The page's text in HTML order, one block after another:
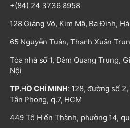
+(84) 24 3736 8958
128 Giảng Võ, Kim Mã, Ba Đình,
65 Nguyễn Tuân, Thanh Xuân
Tòa nhà số 1, Đàm Quang Trung,
Nội
TP.HỒ CHÍ MINH: 128, đường số
Tân Phong, q.7, HCM
449 Tô Hiến Thành, phường 14,